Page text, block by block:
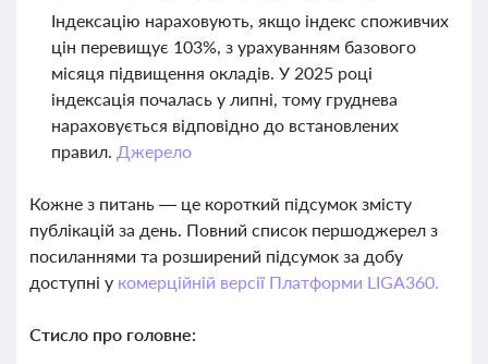
Індексацію нараховують, якщо індекс споживчих
цін перевищує 103%, з урахуванням базового
місяця підвищення окладів. У 2025 році
індексація почалась у липні, тому груднева
нараховується відповідно до встановлених
правил. Джерело
Кожне з питань — це короткий підсумок змісту
публікацій за день. Повний список першоджерел з
посиланнями та розширений підсумок за добу
доступні у комерційній версії Платформи LIGA360.
Стисло про головне: